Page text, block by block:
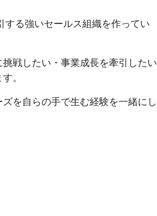
する強いセールス組織を作ってい
戦したい・事業成長を牽引したい
。
を自らの手で生む経験を一緒にし